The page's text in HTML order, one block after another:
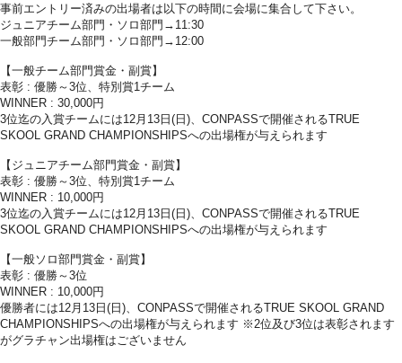
事前エントリー済みの出場者は以下の時間に会場に集合して下さい。
ジュニアチーム部門・ソロ部門→11:30
一般部門チーム部門・ソロ部門→12:00
【一般チーム部門賞金・副賞】
表彰 : 優勝～3位、特別賞1チーム
WINNER : 30,000円
3位迄の入賞チームには12月13日(日)、CONPASSで開催されるTRUE
SKOOL GRAND CHAMPIONSHIPSへの出場権が与えられます
【ジュニアチーム部門賞金・副賞】
表彰 : 優勝～3位、特別賞1チーム
WINNER : 10,000円
3位迄の入賞チームには12月13日(日)、CONPASSで開催されるTRUE
SKOOL GRAND CHAMPIONSHIPSへの出場権が与えられます
【一般ソロ部門賞金・副賞】
表彰 : 優勝～3位
WINNER : 10,000円
優勝者には12月13日(日)、CONPASSで開催されるTRUE SKOOL GRAND
CHAMPIONSHIPSへの出場権が与えられます ※2位及び3位は表彰されます
がグラチャン出場権はございません